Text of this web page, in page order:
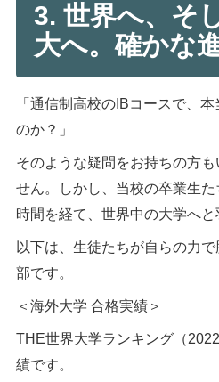
3. 世界へ、そ
大へ。確かな
「通信制高校のIBコースで、
のか？」
そのような疑問をお持ちの方
せん。しかし、当校の卒業生
時間を経て、世界中の大学へと
以下は、生徒たちが自らの力
部です。
＜海外大学 合格実績＞
THE世界大学ランキング（
績です。